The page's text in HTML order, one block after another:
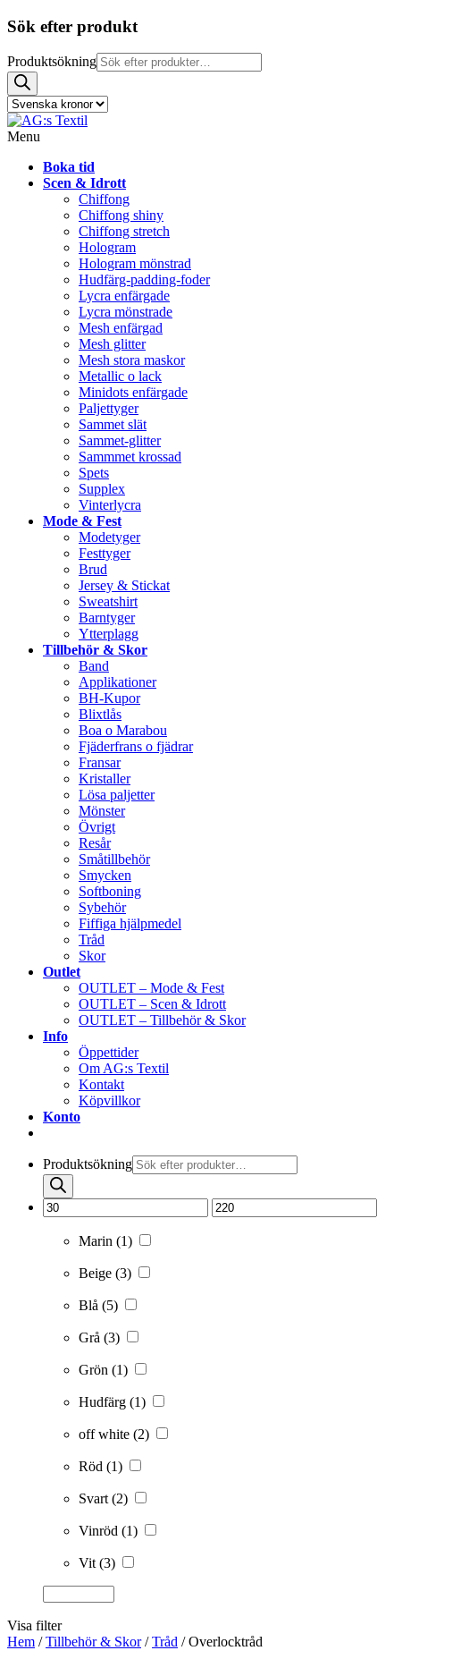
Sök efter produkt
Produktsökning
Menu
Boka tid
Scen & Idrott
Chiffong
Chiffong shiny
Chiffong stretch
Hologram
Hologram mönstrad
Hudfärg-padding-foder
Lycra enfärgade
Lycra mönstrade
Mesh enfärgad
Mesh glitter
Mesh stora maskor
Metallic o lack
Minidots enfärgade
Paljettyger
Sammet slät
Sammet-glitter
Sammmet krossad
Spets
Supplex
Vinterlycra
Mode & Fest
Modetyger
Festtyger
Brud
Jersey & Stickat
Sweatshirt
Barntyger
Ytterplagg
Tillbehör & Skor
Band
Applikationer
BH-Kupor
Blixtlås
Boa o Marabou
Fjäderfrans o fjädrar
Fransar
Kristaller
Lösa paljetter
Mönster
Övrigt
Resår
Småtillbehör
Smycken
Softboning
Sybehör
Fiffiga hjälpmedel
Tråd
Skor
Outlet
OUTLET – Mode & Fest
OUTLET – Scen & Idrott
OUTLET – Tillbehör & Skor
Info
Öppettider
Om AG:s Textil
Kontakt
Köpvillkor
Konto
Produktsökning
Marin (1)
Beige (3)
Blå (5)
Grå (3)
Grön (1)
Hudfärg (1)
off white (2)
Röd (1)
Svart(2)
Vinröd (1)
Vit(3)
Visa filter
Hem /Tillbehör & Skor/Tråd / Overlocktråd